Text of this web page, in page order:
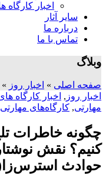
اخبار
سایر آثار
درباره ما
تماس با ما
وبلاگ
صفحه اصلی » اخبار روز »
اخبار روز , اخبار کارگاه
مهارتی, کارگاه‌های مهارتی
چگونه خاطرات
کنیم؟ نقش
حوادث